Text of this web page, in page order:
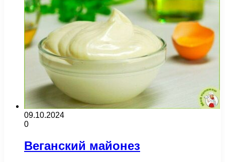
09.10.2024
0
Веганский майонез